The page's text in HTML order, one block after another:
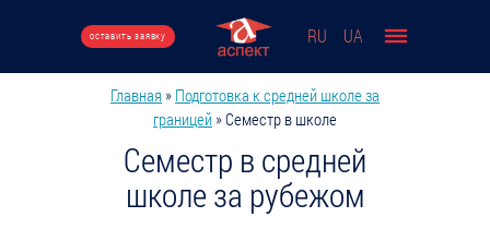
оставить заявку RU UA
Вы здесь
Главная » Подготовка к средней школе за
границей »Семестр в школе
Семестр в средней
школе за рубежом